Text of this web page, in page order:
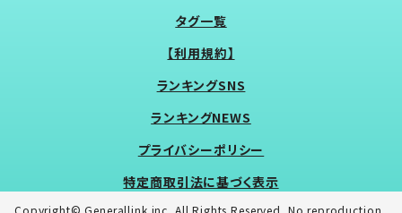
タグ一覧
【利用規約】
ランキングSNS
ランキングNEWS
プライバシーポリシー
特定商取引法に基づく表示
Copyright© Generallink inc. All Rights Reserved. No reproduction